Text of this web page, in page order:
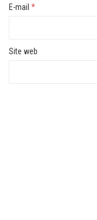
E-mail *
Site web